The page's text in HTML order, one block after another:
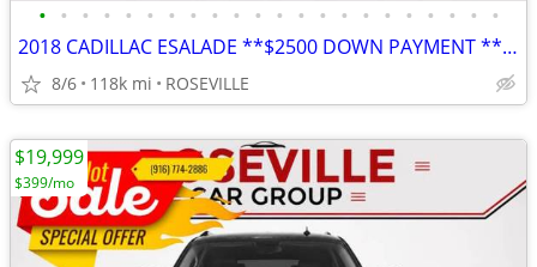
• • • • • • • • • • • • • • • • • • • • • •
2018 CADILLAC ESALADE **$2500 DOWN PAYMENT ***FULLY LOADED
8/6 118k mi ROSEVILLE
$19,999
$399/mo